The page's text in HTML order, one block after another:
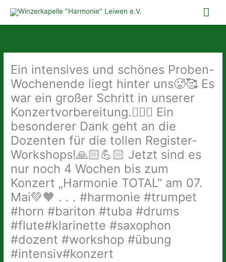
Inhalt
springen
Ein intensives und schönes Proben-
Wochenende liegt hinter uns🥵🥰 Es
war ein großer Schritt in unserer
Konzertvorbereitung.👍🏻🔝 Ein
besonderer Dank geht an die
Dozenten für die tollen Register-
Workshops!🙏🏻💪🏻 Jetzt sind es
nur noch 4 Wochen bis zum
Konzert „Harmonie TOTAL“ am 07.
Mai💚🧡 . . . #harmonie #trumpet
#horn #bariton #tuba #drums
#flute#klarinette #saxophon
#dozent #workshop #übung
#intensiv#konzert